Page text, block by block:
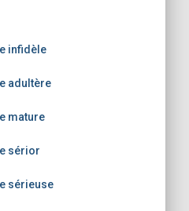
infidèle
adultère
mature
sérior
sérieuse